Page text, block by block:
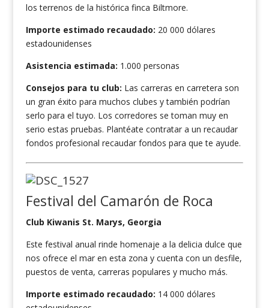
los terrenos de la histórica finca Biltmore.
Importe estimado recaudado: 20 000 dólares
estadounidenses
Asistencia estimada: 1.000 personas
Consejos para tu club: Las carreras en carretera son
un gran éxito para muchos clubes y también podrían
serlo para el tuyo. Los corredores se toman muy en
serio estas pruebas. Plantéate contratar a un recaudar
fondos profesional recaudar fondos para que te ayude.
Festival del Camarón de Roca
Club Kiwanis St. Marys, Georgia
Este festival anual rinde homenaje a la delicia dulce que
nos ofrece el mar en esta zona y cuenta con un desfile,
puestos de venta, carreras populares y mucho más.
Importe estimado recaudado: 14 000 dólares